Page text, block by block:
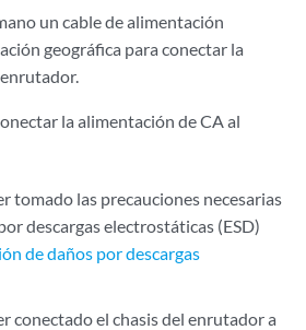
un cable de alimentación
geográfica para conectar la
la alimentación de CA al
tomado las precauciones necesarias
descargas electrostáticas (ESD)
de daños por descargas
conectado el chasis del enrutador a